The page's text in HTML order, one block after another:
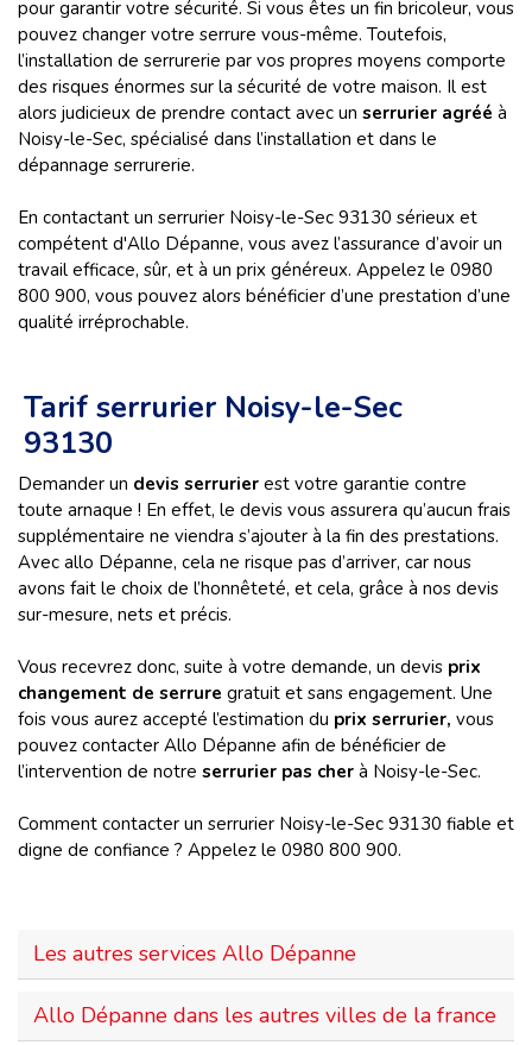
pour garantir votre sécurité. Si vous êtes un fin bricoleur, vous
pouvez changer votre serrure vous-même. Toutefois,
l’installation de serrurerie par vos propres moyens comporte
des risques énormes sur la sécurité de votre maison. Il est
alors judicieux de prendre contact avec un serrurier agréé à
Noisy-le-Sec, spécialisé dans l’installation et dans le
dépannage serrurerie.
En contactant un serrurier Noisy-le-Sec 93130 sérieux et
compétent d'Allo Dépanne, vous avez l’assurance d’avoir un
travail efficace, sûr, et à un prix généreux. Appelez le 0980
800 900, vous pouvez alors bénéficier d’une prestation d’une
qualité irréprochable.
Tarif serrurier Noisy-le-Sec
93130
Demander un devis serrurier est votre garantie contre
toute arnaque ! En effet, le devis vous assurera qu’aucun frais
supplémentaire ne viendra s’ajouter à la fin des prestations.
Avec allo Dépanne, cela ne risque pas d’arriver, car nous
avons fait le choix de l’honnêteté, et cela, grâce à nos devis
sur-mesure, nets et précis.
Vous recevrez donc, suite à votre demande, un devis prix
changement de serrure gratuit et sans engagement. Une
fois vous aurez accepté l’estimation du prix serrurier, vous
pouvez contacter Allo Dépanne afin de bénéficier de
l’intervention de notre serrurier pas cher à Noisy-le-Sec.
Comment contacter un serrurier Noisy-le-Sec 93130 fiable et
digne de confiance ? Appelez le 0980 800 900.
Les autres services Allo Dépanne
Allo Dépanne dans les autres villes de la france